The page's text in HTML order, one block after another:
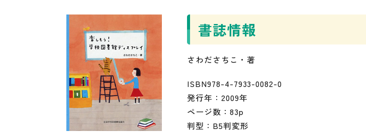
書誌情報
さわださちこ・著
ISBN978-4-7933-0082-0
発行年：2009年
ページ数：83p
判型：B5判変形